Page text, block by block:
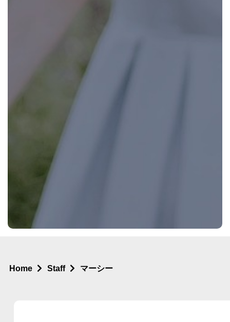
Home Staff マーシー